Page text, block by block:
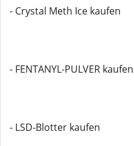
- Crystal Meth Ice kaufen
- FENTANYL-PULVER kaufen
- LSD-Blotter kaufen